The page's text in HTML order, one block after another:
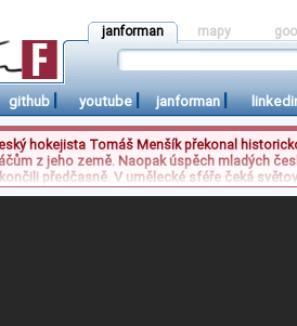
janforman mapy
github | youtube | janforman |
hokejista Tomáš Menšík překonal
z jeho země. Naopak úspěch mladých
předčasně. V umělecké sféře čeká
zesnulého disidenta. Zmínky o přírodě